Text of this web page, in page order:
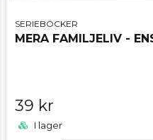
SERIEBÖCKER
MERA FAMILJELIV -
39 kr
I lager